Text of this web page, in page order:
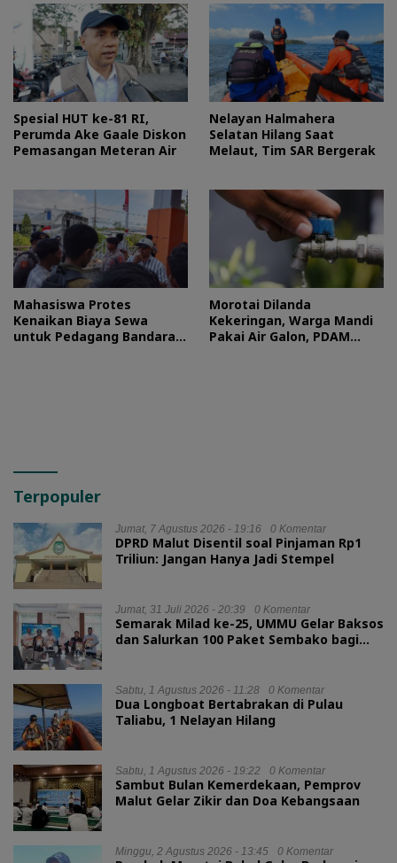
Spesial HUT ke-81 RI,
Perumda Ake Gaale Diskon
Pemasangan Meteran Air
Nelayan Halmahera
Selatan Hilang Saat
Melaut, Tim SAR Bergerak
Mahasiswa Protes
Kenaikan Biaya Sewa
untuk Pedagang Bandara
Morotai Dilanda
Kekeringan, Warga Mandi
Pakai Air Galon, PDAM
Terpopuler
Jumat, 7 Agustus 2026 - 19:16 0 Komentar
DPRD Malut Disentil soal Pinjaman Rp1
Triliun: Jangan Hanya Jadi Stempel
Jumat, 31 Juli 2026 - 20:39 0 Komentar
Semarak Milad ke-25, UMMU Gelar Baksos
dan Salurkan 100 Paket Sembako bagi
Sabtu, 1 Agustus 2026 - 11:28 0 Komentar
Dua Longboat Bertabrakan di Pulau
Taliabu, 1 Nelayan Hilang
Sabtu, 1 Agustus 2026 - 19:22 0 Komentar
Sambut Bulan Kemerdekaan, Pemprov
Malut Gelar Zikir dan Doa Kebangsaan
Minggu, 2 Agustus 2026 - 13:45 0 Komentar